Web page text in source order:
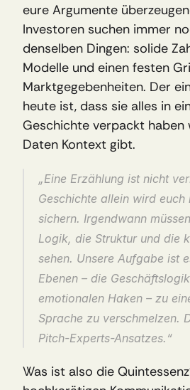
eure Argumente
Investoren suchen immer
denselben Dingen: solide
Modelle und einen festen
Marktgegebenheiten. Der
heute ist, dass sie alles in
Geschichte verpackt haben
Daten Kontext gibt.
„Eine Erzählung ist nicht
Geschichte allein wird euch
sichern. Irgendwann
Logik, die Struktur und die
sehen. Unsere Aufgabe ist
Ebenen – die
emotionalen Haken – zu
Sprache zu verschmelzen.
Pitch-Experts-Ansatzes.“
Was ist also die